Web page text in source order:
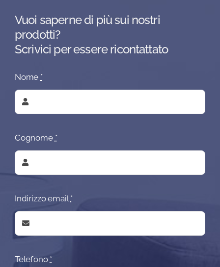
Vuoi saperne di più sui nostri
prodotti?
Scrivici per essere ricontattato
Nome *
Cognome *
Indirizzo email*
Telefono *